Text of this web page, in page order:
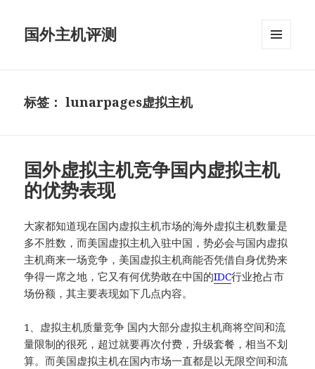
国外主机评测
标签：lunarpages虚拟主机
国外虚拟主机竞争国内虚拟主机
的优势表现
大家都知道现在国内虚拟主机市场的海外虚拟主机数量是
多不胜数，而美国虚拟主机入驻中国，势必会与国内虚拟
主机商来一场竞争，美国虚拟主机商能否凭借自身优势来
争得一席之地，它又有何优势敢在中国的IDC行业抢占市
场份额，其主要表现如下几点内容。
1、虚拟主机质量竞争 国内大部分虚拟主机商将空间和流
量限制的很死，超过就要再次付费，升级套餐，相当不划
算。而美国虚拟主机在国内市场一直都是以无限空间和流